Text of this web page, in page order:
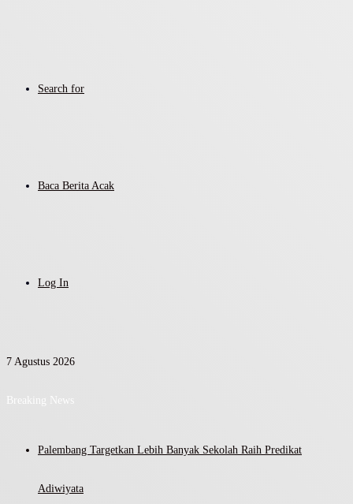
Search for
Baca Berita Acak
Log In
7 Agustus 2026
Breaking News
Palembang Targetkan Lebih Banyak Sekolah Raih Predikat
Adiwiyata